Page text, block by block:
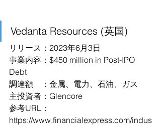
Vedanta Resources (英国)
リリース：2023年6月3日
事業内容：$450 million in Post-IPO
Debt
調達額　：金属、電力、石油、ガス
主投資者：Glencore
参考URL：
https://www.financialexpress.com/indus